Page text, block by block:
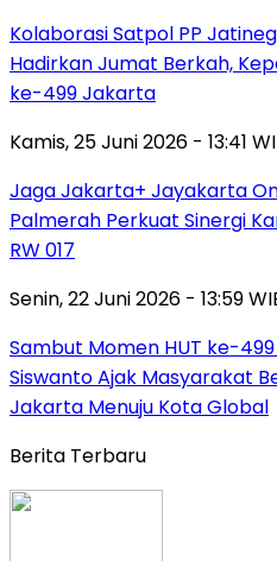
Kolaborasi Satpol PP
Hadirkan Jumat Berkah,
ke-499 Jakarta
Kamis, 25 Juni 2026 - 13:41
Jaga Jakarta+ Jayakarta
Palmerah Perkuat Sinergi
RW 017
Senin, 22 Juni 2026 - 13:59
Sambut Momen HUT ke-499
Siswanto Ajak Masyarakat
Jakarta Menuju Kota Global
Berita Terbaru